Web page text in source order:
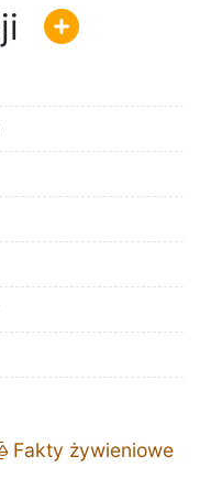
Fakty żywieniowe